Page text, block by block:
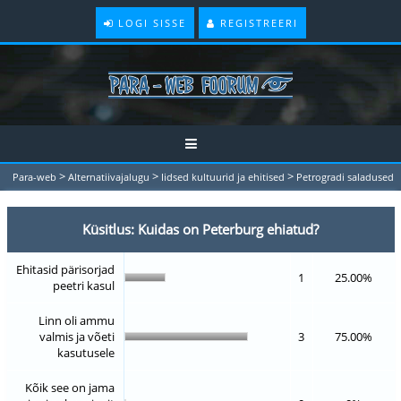
LOGI SISSE REGISTREERI
Para-web > Alternatiivajalugu > Iidsed kultuurid ja ehitised > Petrogradi saladused
Küsitlus: Kuidas on Peterburg ehiatud?
Ehitasid pärisorjad
peetri kasul
1 25.00%
Linn oli ammu
valmis ja võeti
kasutusele
3 75.00%
Kõik see on jama